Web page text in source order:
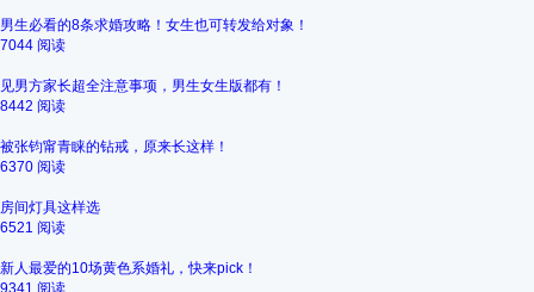
男生必看的8条求婚攻略！女生也可转发给对象！
7044 阅读
见男方家长超全注意事项，男生女生版都有！
8442 阅读
被张钧甯青睐的钻戒，原来长这样！
6370 阅读
房间灯具这样选
6521 阅读
新人最爱的10场黄色系婚礼，快来pick！
9341 阅读